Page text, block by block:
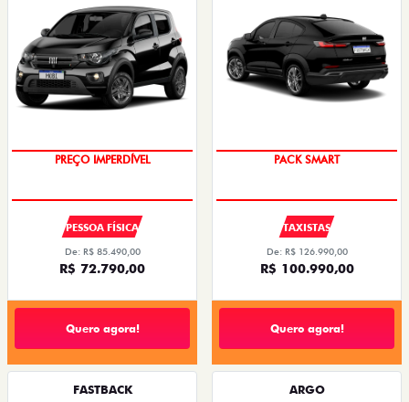
SUPER DESCONTO
PESSOA FÍSICA
De: R$ 85.490,00
R$ 72.790,00
Quero agora!
PACK SMART
TAXISTAS
De: R$ 126.990,00
R$ 100.990,00
Quero agora!
FASTBACK ARGO